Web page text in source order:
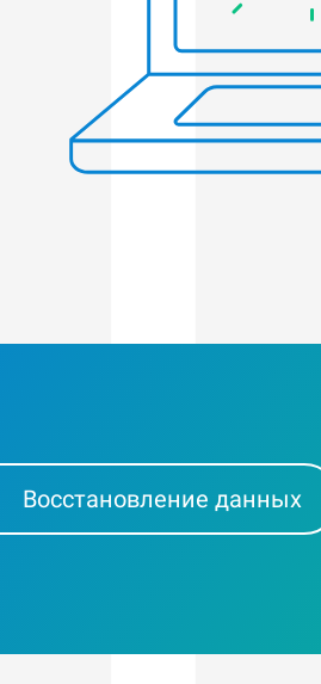
Восстановление данных